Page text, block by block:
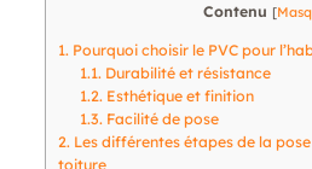
Contenu [
1.Pourquoi choisir le PVC pour
1.1. Durabilité et résistance
1.2. Esthétique et finition
1.3. Facilité de pose
2.Les différentes étapes de la pose
toiture